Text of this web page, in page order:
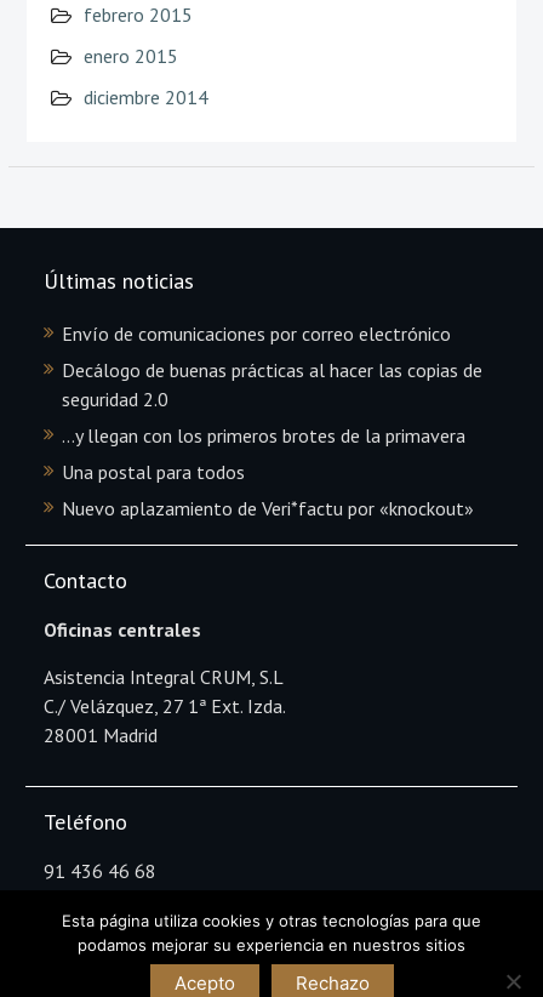
febrero 2015
enero 2015
diciembre 2014
Últimas noticias
Envío de comunicaciones por correo electrónico
Decálogo de buenas prácticas al hacer las copias de
seguridad 2.0
…y llegan con los primeros brotes de la primavera
Una postal para todos
Nuevo aplazamiento de Veri*factu por «knockout»
Contacto
Oficinas centrales
Asistencia Integral CRUM, S.L
C./ Velázquez, 27 1ª Ext. Izda.
28001 Madrid
Teléfono
91 436 46 68
Copyright Asistencia Integral CRUM © All rights
Esta página utiliza cookies y otras tecnologías para que
podamos mejorar su experiencia en nuestros sitios
Acepto Rechazo